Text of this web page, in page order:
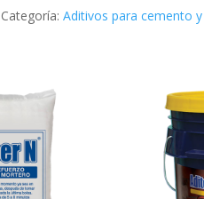
Categoría:Aditivos para cemento